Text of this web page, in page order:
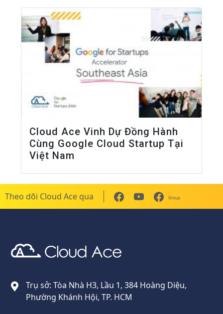
Cloud Ace Vinh Dự Đồng Hành
Cùng Google Cloud Startup Tại
Việt Nam
Theo dõi Cloud Ace qua Group
Trụ sở: Tòa Nhà H3, Lầu 1, 384 Hoàng Diệu,
Phường Khánh Hội, TP. HCM